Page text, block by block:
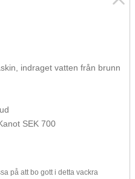
indraget vatten från brunn
SEK 700
på att bo gott i detta vackra